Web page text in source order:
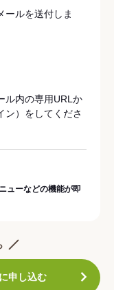
ールを送付しま
ル内の専用URLか
ン）をしてくださ
ューなどの機能が即
申し込む